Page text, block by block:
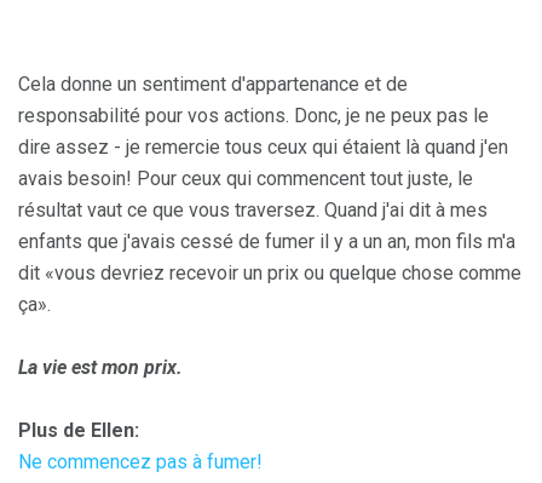
Cela donne un sentiment d'appartenance et de
responsabilité pour vos actions. Donc, je ne peux pas le
dire assez - je remercie tous ceux qui étaient là quand j'en
avais besoin! Pour ceux qui commencent tout juste, le
résultat vaut ce que vous traversez. Quand j'ai dit à mes
enfants que j'avais cessé de fumer il y a un an, mon fils m'a
dit «vous devriez recevoir un prix ou quelque chose comme
ça».
La vie est mon prix.
Plus de Ellen:
Ne commencez pas à fumer!